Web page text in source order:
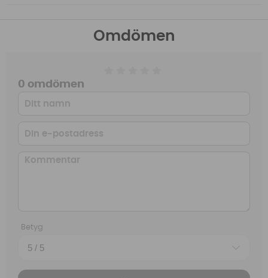
Omdömen
0 omdömen
Betyg